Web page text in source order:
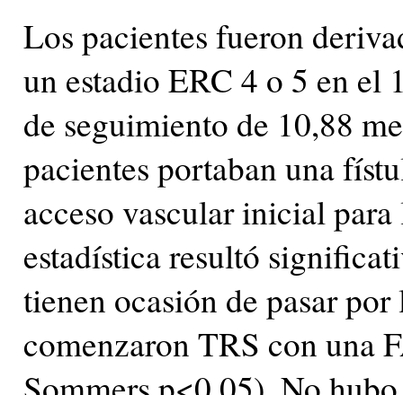
Los pacientes fueron
un estadio ERC 4 o 5 en el
de seguimiento de 10,88
pacientes portaban una
acceso vascular inicial
estadística resultó
tienen ocasión de pasar
comenzaron TRS con una